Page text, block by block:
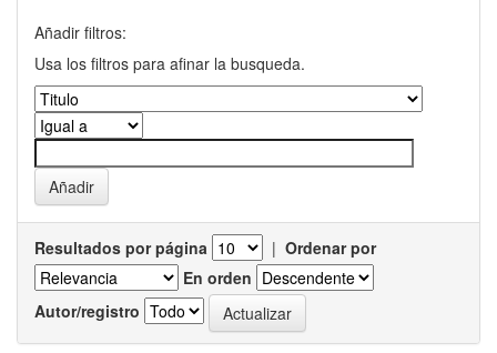
Añadir filtros:
Usa los filtros para afinar la busqueda.
Resultados por página | Ordenar por
En orden
Autor/registro